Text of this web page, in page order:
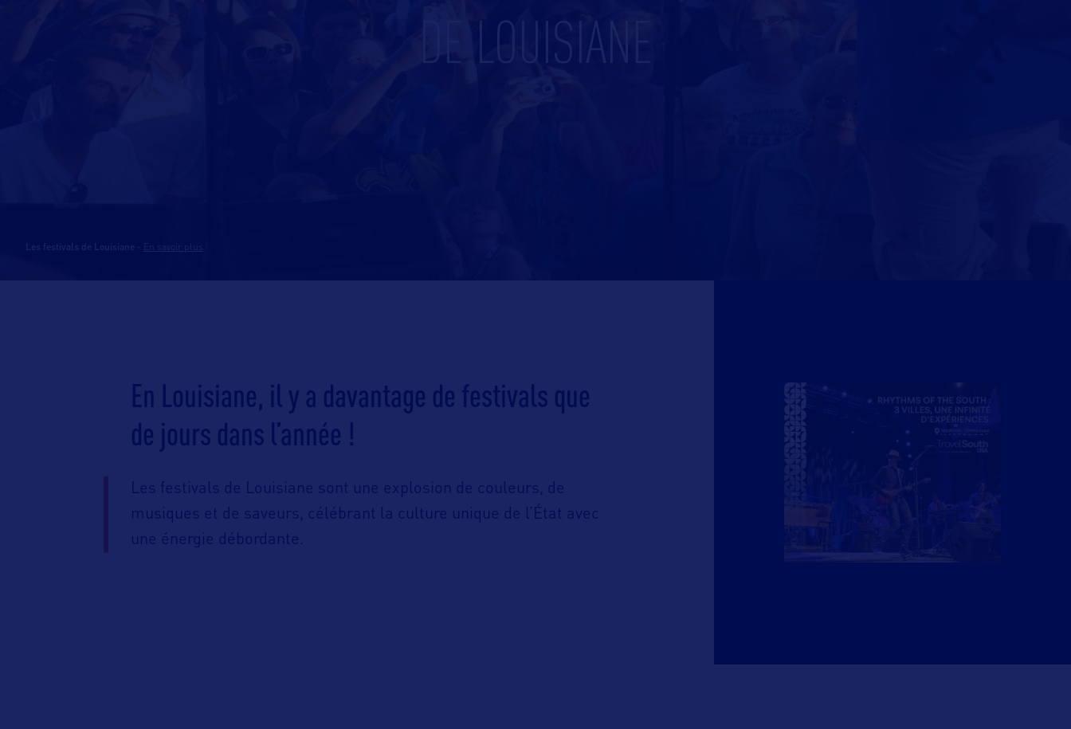
DE LOUISIANE
Les festivals de Louisiane
En Louisiane, il y a davantage de festivals que
de jours dans l’année !
Les festivals de Louisiane sont une explosion de couleurs, de
musiques et de saveurs, célébrant la culture unique de l’État avec
une énergie débordante.